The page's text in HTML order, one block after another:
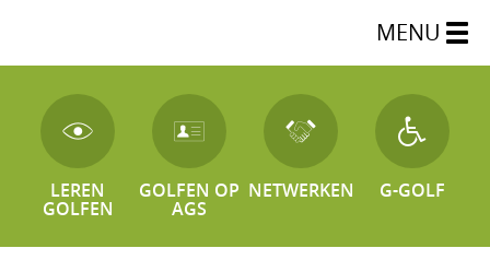
MENU
LEREN
GOLFEN
GOLFEN OP
AGS
NETWERKEN G-GOLF